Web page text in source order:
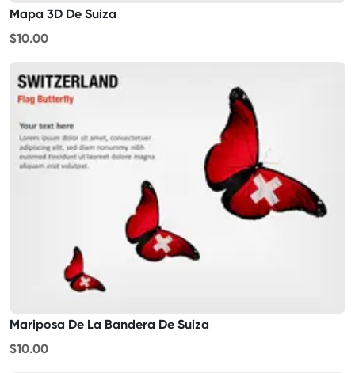
Mapa 3D De Suiza
$10.00
Mariposa De La Bandera De Suiza
$10.00